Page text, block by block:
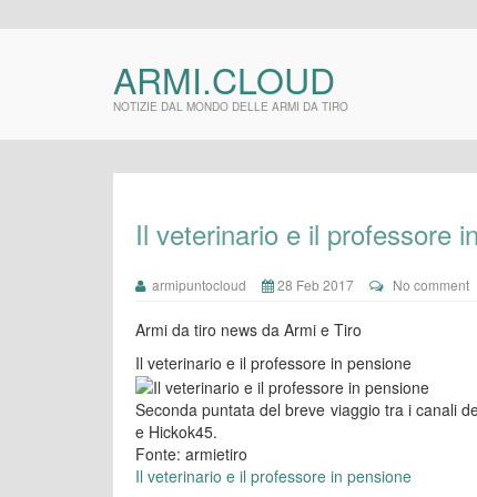
ARMI.CLOUD
NOTIZIE DAL MONDO DELLE ARMI DA TIRO
Il veterinario e il professore
armipuntocloud 28 Feb 2017 No comment
Armi da tiro news da Armi e Tiro
Il veterinario e il professore in pensione
Seconda puntata del breve viaggio tra i canali
e Hickok45.
Fonte: armietiro
Il veterinario e il professore in pensione